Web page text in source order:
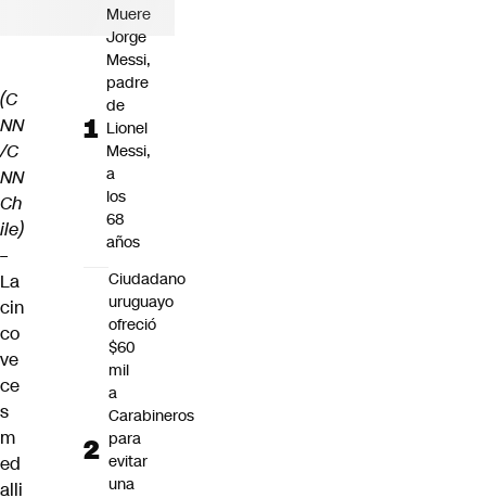
(C
NN
/C
NN
Ch
ile)
–
La
cin
co
ve
ce
s
m
ed
alli
Muere
Jorge
Messi,
padre
de
Lionel
Messi,
a
los
68
años
Ciudadano
uruguayo
ofreció
$60
mil
a
Carabineros
para
evitar
una